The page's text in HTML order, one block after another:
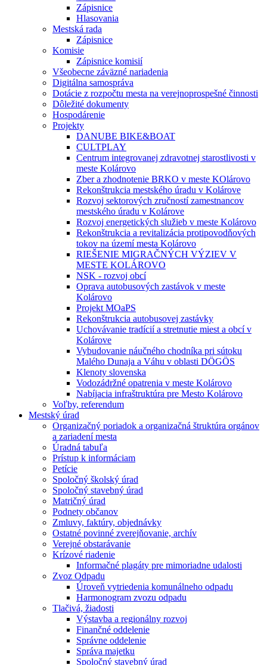
Zápisnice
Hlasovania
Mestská rada
Zápisnice
Komisie
Zápisnice komisií
Všeobecne záväzné nariadenia
Digitálna samospráva
Dotácie z rozpočtu mesta na verejnoprospešné činnosti
Dôležité dokumenty
Hospodárenie
Projekty
DANUBE BIKE&BOAT
CULTPLAY
Centrum integrovanej zdravotnej starostlivosti v
meste Kolárovo
Zber a zhodnotenie BRKO v meste KOlárovo
Rekonštrukcia mestského úradu v Kolárove
Rozvoj sektorových zručností zamestnancov
mestského úradu v Kolárove
Rozvoj energetických služieb v meste Kolárovo
Rekonštrukcia a revitalizácia protipovodňových
tokov na území mesta Kolárovo
RIEŠENIE MIGRAČNÝCH VÝZIEV V
MESTE KOLÁROVO
NSK - rozvoj obcí
Oprava autobusových zastávok v meste
Kolárovo
Projekt MOaPS
Rekonštrukcia autobusovej zastávky
Uchovávanie tradícií a stretnutie miest a obcí v
Kolárove
Vybudovanie náučného chodníka pri sútoku
Malého Dunaja a Váhu v oblasti DÖGÖS
Klenoty slovenska
Vodozádržné opatrenia v meste Kolárovo
Nabíjacia infraštruktúra pre Mesto Kolárovo
Voľby, referendum
Mestský úrad
Organizačný poriadok a organizačná štruktúra orgánov
a zariadení mesta
Úradná tabuľa
Prístup k informáciam
Petície
Spoločný školský úrad
Spoločný stavebný úrad
Matričný úrad
Podnety občanov
Zmluvy, faktúry, objednávky
Ostatné povinné zverejňovanie, archív
Verejné obstarávanie
Krízové riadenie
Informačné plagáty pre mimoriadne udalosti
Zvoz Odpadu
Úroveň vytriedenia komunálneho odpadu
Harmonogram zvozu odpadu
Tlačivá, žiadosti
Výstavba a regionálny rozvoj
Finančné oddelenie
Správne oddelenie
Správa majetku
Spoločný stavebný úrad